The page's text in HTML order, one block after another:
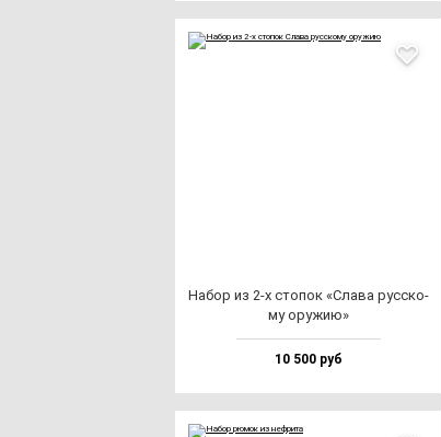
Набор из 2-х сто­пок «Сла­ва рус­ско­
му ору­жию»
10 500 руб